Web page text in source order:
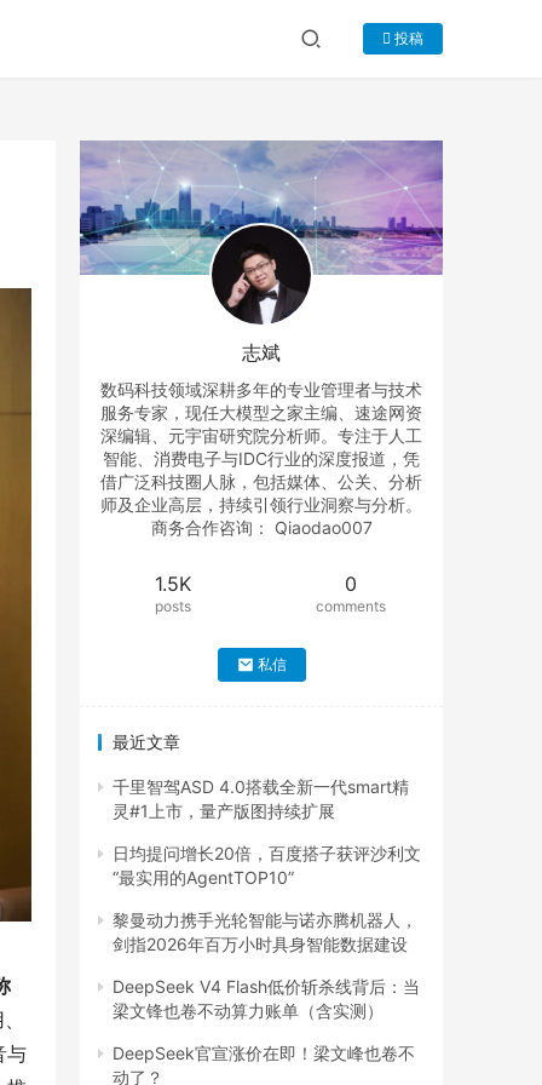
投稿
与
志斌
数码科技领域深耕多年的专业管理者与技术
服务专家，现任大模型之家主编、速途网资
深编辑、元宇宙研究院分析师。专注于人工
智能、消费电子与IDC行业的深度报道，凭
借广泛科技圈人脉，包括媒体、公关、分析
师及企业高层，持续引领行业洞察与分析。
商务合作咨询： Qiaodao007
1.5K
posts
0
comments
私信
最近文章
千里智驾ASD 4.0搭载全新一代smart精
灵#1上市，量产版图持续扩展
日均提问增长20倍，百度搭子获评沙利文
“最实用的AgentTOP10”
黎曼动力携手光轮智能与诺亦腾机器人，
剑指2026年百万小时具身智能数据建设
DeepSeek V4 Flash低价斩杀线背后：当
梁文锋也卷不动算力账单（含实测）
DeepSeek官宣涨价在即！梁文峰也卷不
动了？